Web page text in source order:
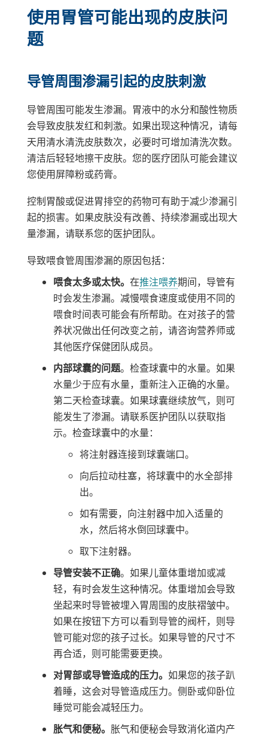
使用胃管可能出现的皮肤问
题
导管周围渗漏引起的皮肤刺激
导管周围可能发生渗漏。胃液中的水分和酸性物质
会导致皮肤发红和刺激。如果出现这种情况，请每
天用清水清洗皮肤数次，必要时可增加清洗次数。
清洁后轻轻地擦干皮肤。您的医疗团队可能会建议
您使用屏障粉或药膏。
控制胃酸或促进胃排空的药物可有助于减少渗漏引
起的损害。如果皮肤没有改善、持续渗漏或出现大
量渗漏，请联系您的医护团队。
导致喂食管周围渗漏的原因包括：
喂食太多或太快。 在推注喂养期间，导管有
时会发生渗漏。减慢喂食速度或使用不同的
喂食时间表可能会有所帮助。在对孩子的营
养状况做出任何改变之前，请咨询营养师或
其他医疗保健团队成员。
内部球囊的问题。检查球囊中的水量。如果
水量少于应有水量，重新注入正确的水量。
第二天检查球囊。如果球囊继续放气，则可
能发生了渗漏。请联系医护团队以获取指
示。检查球囊中的水量：
将注射器连接到球囊端口。
向后拉动柱塞，将球囊中的水全部排
出。
如有需要，向注射器中加入适量的
水，然后将水倒回球囊中。
取下注射器。
导管安装不正确。如果儿童体重增加或减
轻，有时会发生这种情况。体重增加会导致
坐起来时导管被埋入胃周围的皮肤褶皱中。
如果在按钮下方可以看到导管的阀杆，则导
管可能对您的孩子过长。如果导管的尺寸不
再合适，则可能需要更换。
对胃部或导管造成的压力。 如果您的孩子趴
着睡，这会对导管造成压力。侧卧或仰卧位
睡觉可能会减轻压力。
胀气和便秘。 胀气和便秘会导致消化道内产